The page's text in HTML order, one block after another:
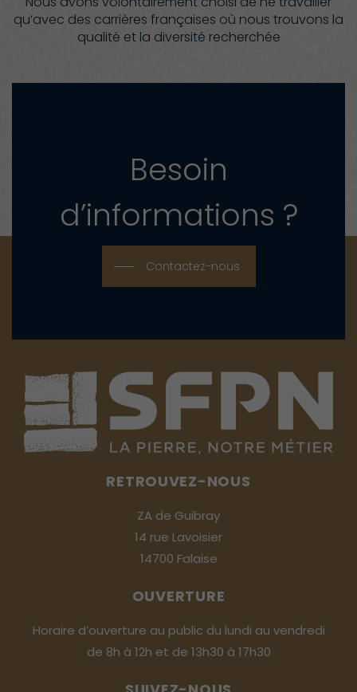
qu’avec des carrières françaises où nous trouvons la
qualité et la diversité recherchée
Besoin
d’informations ?
Contactez-nous
RETROUVEZ-NOUS
ZA de Guibray
14 rue Lavoisier
14700 Falaise
OUVERTURE
Horaire d’ouverture au public du lundi au vendredi
de 8h à 12h et de 13h30 à 17h30